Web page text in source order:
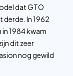
dat GTO
derde. In 1962
in 1984 kwam
dit zeer
nog gewild